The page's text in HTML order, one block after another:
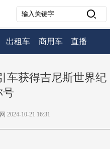
出租车 商用车 直播
车获得吉尼斯世界纪
号
2024-10-21 16:31